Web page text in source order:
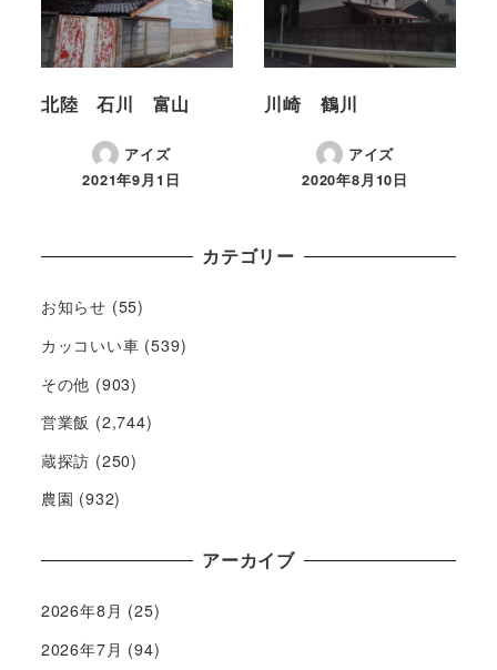
北陸 石川 富山
アイズ
2021年9月1日
川崎 鶴川
アイズ
2020年8月10日
カテゴリー
お知らせ (55)
カッコいい車 (539)
その他 (903)
営業飯 (2,744)
蔵探訪 (250)
農園 (932)
アーカイブ
2026年8月 (25)
2026年7月 (94)